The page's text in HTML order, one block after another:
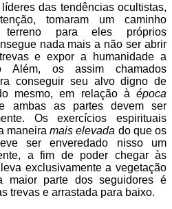
das tendências ocultistas,
tomaram um caminho
para eles próprios
nada mais a não ser abrir
e expor a humanidade a
Além, os assim chamados
conseguir seu alvo digno de
mesmo, em relação à época
ambas as partes devem ser
Os exercícios espirituais
maneiramais elevada do que os
ser enveredado nisso um
a fim de poder chegar às
exclusivamente a vegetação
maior parte dos seguidores é
trevas e arrastada para baixo.